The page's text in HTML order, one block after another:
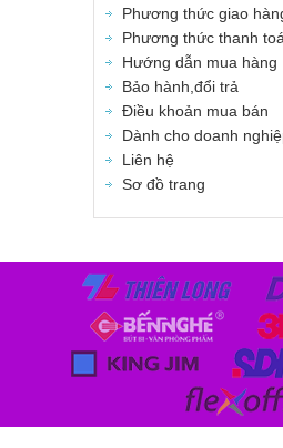
Phương thức giao
Phương thức thanh
Hướng dẫn mua hàng
Bảo hành,đổi trả
Điều khoản mua bán
Dành cho doanh
Liên hệ
Sơ đồ trang